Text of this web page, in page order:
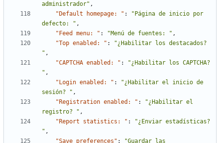
administrador" ,
"Default homepage: " :
"Página de inicio por
defecto: " ,
"Feed menu: " : "Menú de fuentes: " ,
"Top enabled: " :
"¿Habilitar los destacados?
" ,
"CAPTCHA enabled: " :
"¿Habilitar los CAPTCHA?
" ,
"Login enabled: " :
"¿Habilitar el inicio de
sesión? " ,
"Registration enabled: " :
"¿Habilitar el
registro? " ,
"Report statistics: " :
"¿Enviar estadísticas?
" ,
"Save preferences" :
"Guardar las